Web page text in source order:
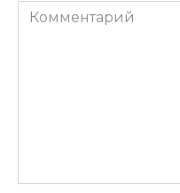
Комментарий